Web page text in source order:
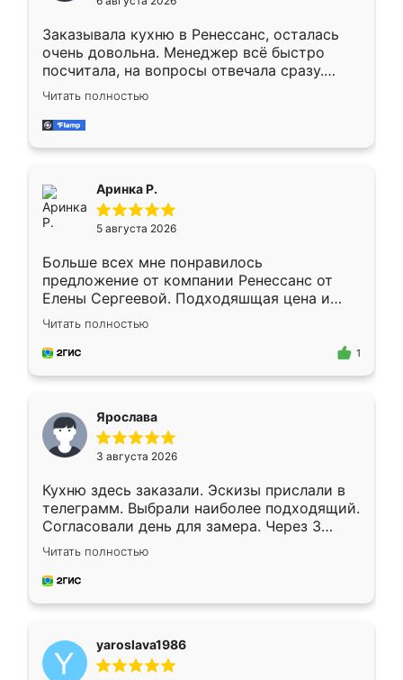
мебели буду заказывать только здесь.
Заказывала кухню в Ренессанс, осталась
очень довольна. Менеджер всё быстро
посчитала, на вопросы отвечала сразу.
Замерщик приехал в субботу, подошёл к
делу со всей ответственностью. Собрали
за день, ребята работали аккуратно, даже
Читать полностью
Аринка Р.
5 августа 2026
Больше всех мне понравилось
предложение от компании Ренессанс от
Елены Сергеевой. Подходяшщая цена и
короткие сроки изготовления. Приехавший
для замера сотрудник Владислав
предложил по моему эскизу самый
Читать полностью
1
Ярослава
3 августа 2026
Кухню здесь заказали. Эскизы прислали в
телеграмм. Выбрали наиболее подходящий.
Согласовали день для замера. Через 3
недели кухня была уже готова. Остались
довольны работой. Спасибо Ренессанс
мебель за качественную работу!
Читать полностью
yaroslava1986